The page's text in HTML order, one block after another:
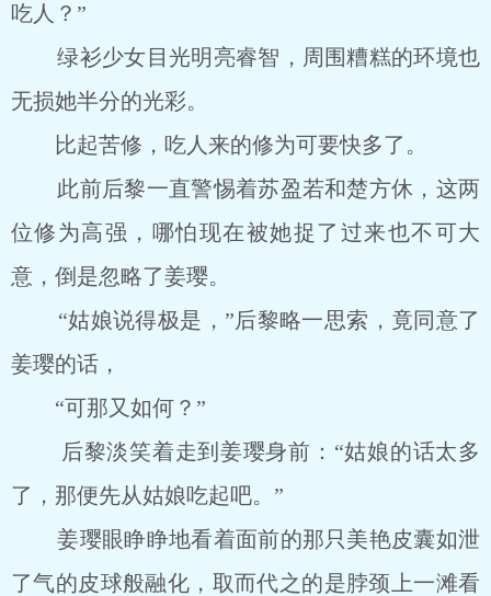
吃人？”
绿衫少女目光明亮睿智，周围糟糕的环境也
无损她半分的光彩。
比起苦修，吃人来的修为可要快多了。
此前后黎一直警惕着苏盈若和楚方休，这两
位修为高强，哪怕现在被她捉了过来也不可大
意，倒是忽略了姜璎。
“姑娘说得极是，”后黎略一思索，竟同意了
姜璎的话，
“可那又如何？”
后黎淡笑着走到姜璎身前：“姑娘的话太多
了，那便先从姑娘吃起吧。”
姜璎眼睁睁地看着面前的那只美艳皮囊如泄
了气的皮球般融化，取而代之的是脖颈上一滩看